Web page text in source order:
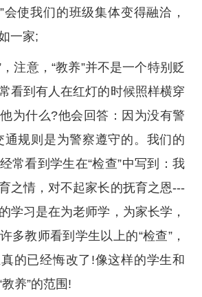
会使我们的班级集体变得融洽，
一家;
，注意，“教养”并不是一个特别贬
看到有人在红灯的时候照样横穿
为什么?他会回答：因为没有警
通规则是为警察遵守的。我们的
常看到学生在“检查”中写到：我
之情，对不起家长的抚育之恩---
学习是在为老师学，为家长学，
多教师看到学生以上的“检查”，
的已经悔改了!像这样的学生和
养”的范围!